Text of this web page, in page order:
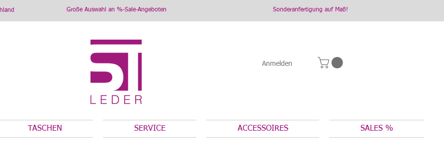
Große Auswahl an %-Sale-Angeboten Sonderanfertigung auf Maß!
Anmelden
TASCHEN SERVICE ACCESSOIRES SALES %